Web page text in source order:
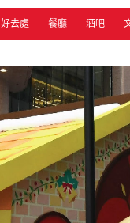
好去處 餐廳 酒吧